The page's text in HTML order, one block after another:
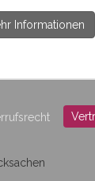
Informationen